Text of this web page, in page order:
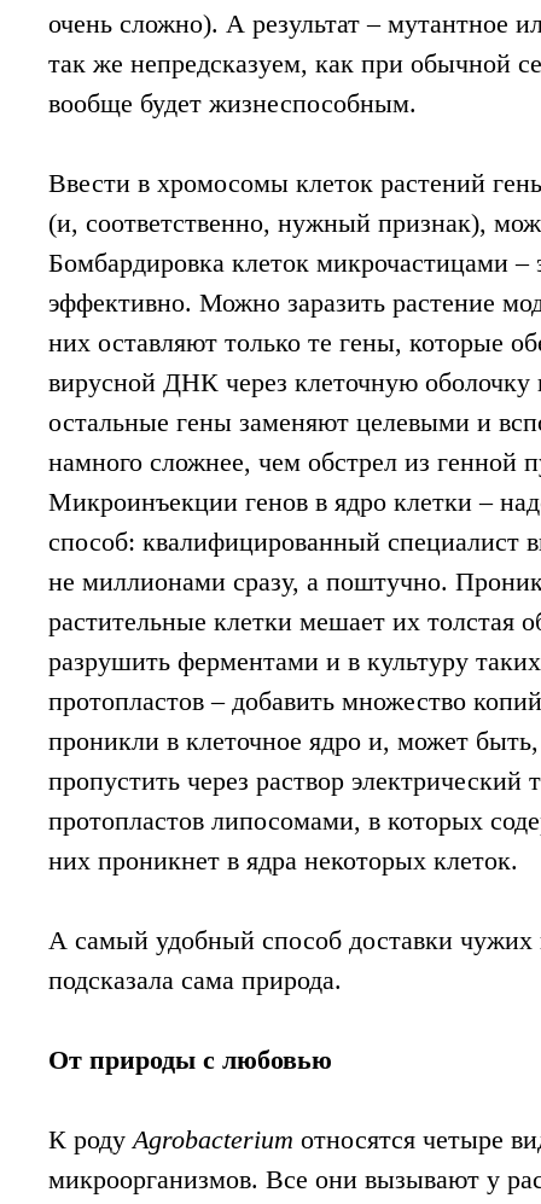
очень сложно). А результат – мутантное
так же непредсказуем, как при обычной
вообще будет жизнеспособным.
Ввести в хромосомы клеток растений
(и, соответственно, нужный признак),
Бомбардировка клеток микрочастицами –
эффективно. Можно заразить растение
них оставляют только те гены, которые
вирусной ДНК через клеточную оболочку
остальные гены заменяют целевыми и
намного сложнее, чем обстрел из генной
Микроинъекции генов в ядро клетки –
способ: квалифицированный специалист
не миллионами сразу, а поштучно.
растительные клетки мешает их толстая
разрушить ферментами и в культуру
протопластов – добавить множество
проникли в клеточное ядро и, может
пропустить через раствор
протопластов липосомами, в которых
них проникнет в ядра некоторых клеток.
А самый удобный способ доставки чужих
подсказала сама природа.
От природы с любовью
К родуAgrobacterium относятся четыре
микроорганизмов. Все они вызывают у